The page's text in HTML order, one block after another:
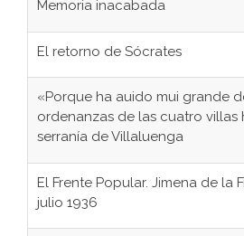
Memoria inacabada
El retorno de Sócrates
«Porque ha auido mui grande
ordenanzas de las cuatro villas
serranía de Villaluenga
El Frente Popular. Jimena de la
julio 1936